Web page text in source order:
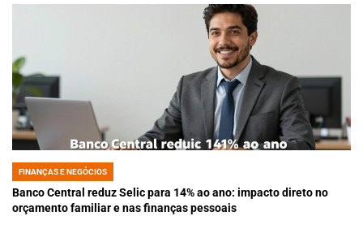
POSTED
IN
FINANÇAS E NEGÓCIOS
Banco Central reduz Selic para 14% ao ano: impacto direto no
orçamento familiar e nas finanças pessoais